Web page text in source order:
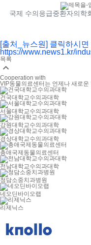
국제 수의응급중환자의
[출처_뉴스원] 클릭하시
https://www.news1.kr/
목록

Cooperation with
VIP동물의료센터는 언제나 새로
건국대학교수의과대학
서울대학교수의과대학
강원대학교수의과대학
경상대학교수의과대학
총애국제동물의료센터
전남대학교수의과대학
청담소중치과병원
네오딘바이오랩
리제닉스